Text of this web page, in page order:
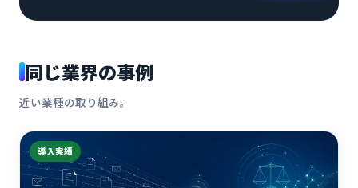
同じ業界の事例
近い業種の取り組み。
導入実績